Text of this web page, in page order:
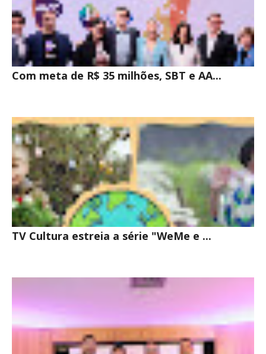
Com meta de R$ 35 milhões, SBT e AA...
TV Cultura estreia a série "WeMe e ...